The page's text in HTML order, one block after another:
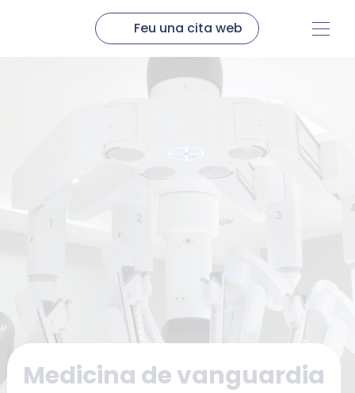
Feu una cita web
Busca el teu metge
Treballa amb nosaltres
Contacte
Medicina de vanguardia